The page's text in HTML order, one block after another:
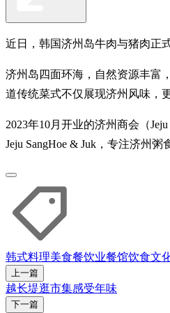
近日，韩国济州岛牛肉与猪肉正
济州岛四面环海，自然资源丰富
道传统菜式不仅展现济州风味，
2023年10月开业的济州商会（
Jeju SangHoe & Juk，专注济州
韩式料理美食餐饮业餐馆饮食文
上一篇
越长堤逛市集感受年味
下一篇